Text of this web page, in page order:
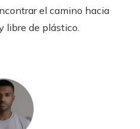
el camino hacia
libre de plástico.